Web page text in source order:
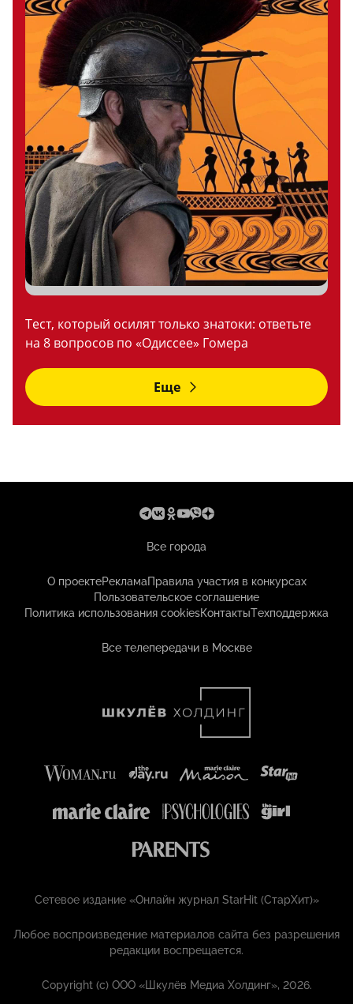
Тест, который осилят только знатоки: ответьте
на 8 вопросов по «Одиссее» Гомера
Еще
Все города
О проектеРекламаПравила участия в конкурсах
Пользовательское соглашение
Политика использования cookiesКонтактыТехподдержка
Все телепередачи в Москве
Сетевое издание «Онлайн журнал StarHit (СтарХит)»
Любое воспроизведение материалов сайта без разрешения
редакции воспрещается.
Copyright (с) ООО «Шкулёв Медиа Холдинг», 2026.